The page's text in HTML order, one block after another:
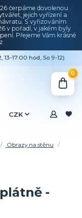
čerpáme dovolenou.
jejich vyřízení a
S vyřizováním
v pořadí, v jakém byly
Přejeme Vám krásné
CZK
13-17:00 hod, So 9-12)
0
Obrazy na stěnu
-